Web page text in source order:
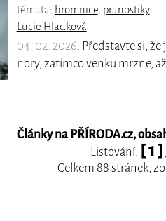
témata: hromnice, pranostiky
Lucie Hladková
04. 02. 2026: Představte si,
nory, zatímco venku mrzne,
Články na PŘÍRODA.cz,
Listování: [ 1 ]
Celkem 88 stránek,